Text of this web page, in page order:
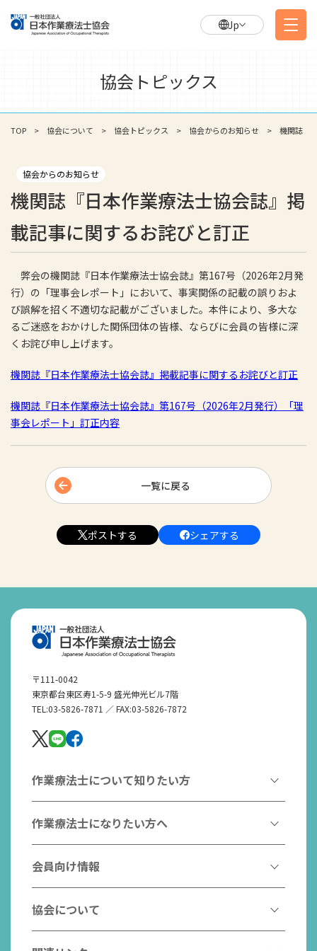
Jp
協会トピックス
TOP 協会について 協会トピックス 協会からのお知らせ 機関誌『
協会からのお知らせ
機関誌『日本作業療法士協会誌』掲
載記事に関するお詫びと訂正
弊会の機関誌『日本作業療法士協会誌』第167号（2026年2月発
行）の「理事会レポート」において、事実関係の記載の誤りおよ
び誤解を招く不適切な記載がございました。本件により、多大な
るご迷惑をおかけした関係団体の皆様、ならびに会員の皆様に深
くお詫び申し上げます。
機関誌『日本作業療法士協会誌』掲載記事に関するお詫びと訂正
機関誌『日本作業療法士協会誌』第167号（2026年2月発行）「理
事会レポート」訂正内容
一覧に戻る
ポストする シェアする
〒111-0042
東京都台東区寿1-5-9 盛光伸光ビル7階
TEL:03-5826-7871 ／ FAX:03-5826-7872
作業療法士について知りたい方
作業療法とは
作業療法士とは
はたらく作業療法士
作業療法士のスゴ技
作業療法士の支援を受ける
作業療法士になりたい方へ
作業療法士になるには
作業療法士として活躍する先輩
こんなところで活躍！作業療法士
作業療法士養成校一覧
会員向け情報
協会からのお知らせ
研修会一覧
協会について
会長挨拶